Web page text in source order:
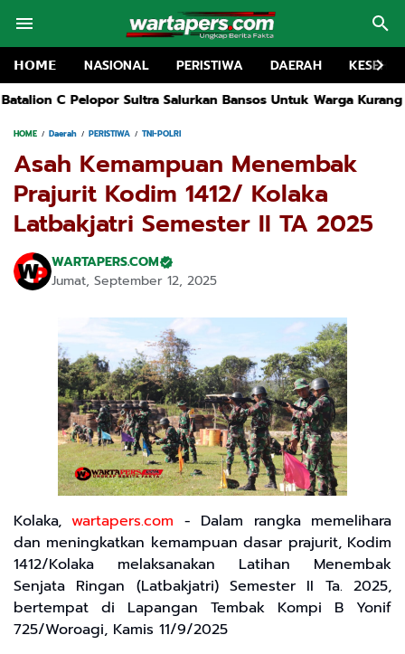
𝗛𝗢𝗠𝗘 NASIONAL PERISTIWA DAERAH
Salurkan Bansos Untuk Warga Kurang Mampu Di Kolaka
HOME Daerah PERISTIWA TNI-POLRI
Asah Kemampuan Menembak
Prajurit Kodim 1412/ Kolaka
Latbakjatri Semester II TA 2025
WARTAPERS.COM
Jumat, September 12, 2025
Kolaka,wartapers.com - Dalam rangka memelihara
dan meningkatkan kemampuan dasar prajurit, Kodim
1412/Kolaka melaksanakan Latihan Menembak
Senjata Ringan (Latbakjatri) Semester II Ta. 2025,
bertempat di Lapangan Tembak Kompi B Yonif
725/Woroagi, Kamis 11/9/2025